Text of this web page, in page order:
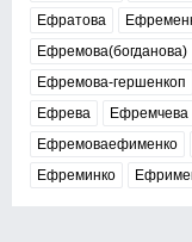
Ефратова
Ефремова(богданова)
Ефремова-гершенкоп
Ефрева
Ефремчева
Ефремоваефименко
Ефреминко